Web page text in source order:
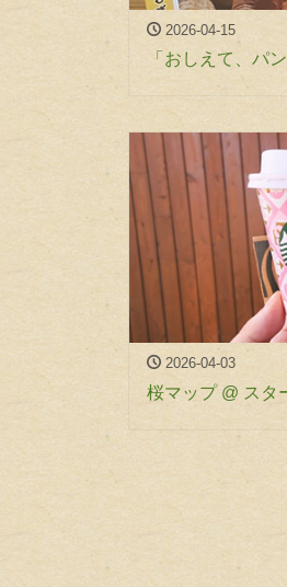
2026-04-15
「おしえて、パ
2026-04-03
桜マップ @ スタ